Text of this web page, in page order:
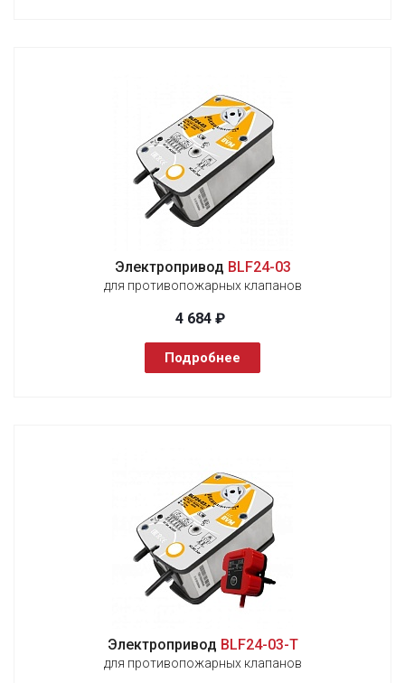
Электропривод BLF24-03
для противопожарных клапанов
4 684 ₽
Подробнее
Электропривод BLF24-03-T
для противопожарных клапанов